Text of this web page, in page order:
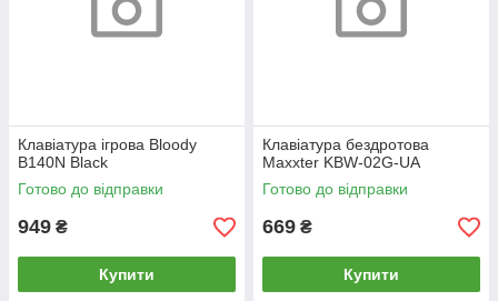
Клавіатура ігрова Bloody
B140N Black
Готово до відправки
949 ₴
Купити
Клавіатура бездротова
Maxxter KBW-02G-UA
Готово до відправки
669 ₴
Купити